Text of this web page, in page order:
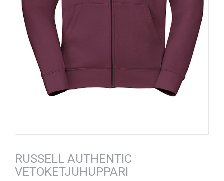
RUSSELL AUTHENTIC
VETOKETJUHUPPARI